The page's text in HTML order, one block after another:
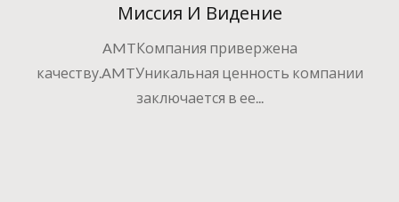
Миссия И Видение
AMTКомпания привержена
качеству.AMTУникальная ценность компании
заключается в ее...